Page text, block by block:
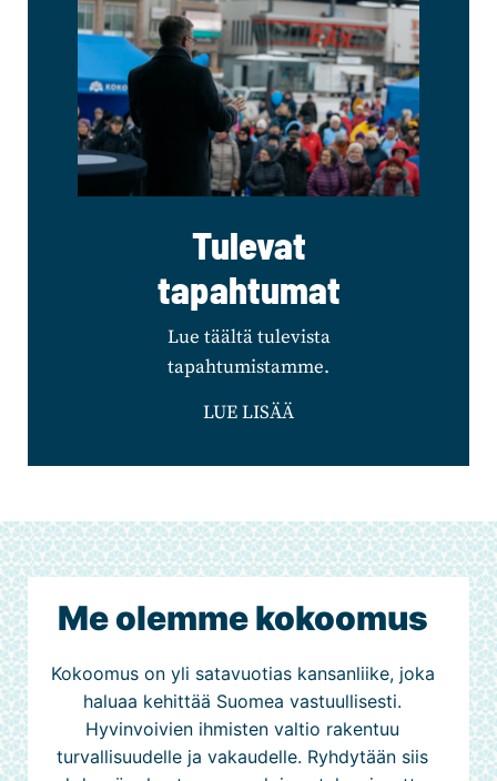
Tulevat
tapahtumat
Lue täältä tulevista
tapahtumistamme.
LUE LISÄÄ
Me olemme kokoomus
Kokoomus on yli satavuotias kansanliike, joka
haluaa kehittää Suomea vastuullisesti.
Hyvinvoivien ihmisten valtio rakentuu
turvallisuudelle ja vakaudelle. Ryhdytään siis